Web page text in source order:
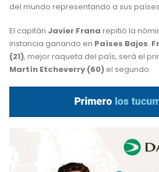
del mundo representando a sus
El capitán Javier Frana repitió la
instancia ganando en Países Bajos.
(21), mejor raqueta del país, será el
Martín Etcheverry (60) el segundo.